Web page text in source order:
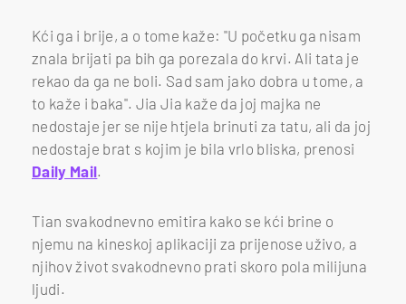
Kći ga i brije, a o tome kaže: "U početku ga nisam
znala brijati pa bih ga porezala do krvi. Ali tata je
rekao da ga ne boli. Sad sam jako dobra u tome, a
to kaže i baka". Jia Jia kaže da joj majka ne
nedostaje jer se nije htjela brinuti za tatu, ali da joj
nedostaje brat s kojim je bila vrlo bliska, prenosi
Daily Mail.
Tian svakodnevno emitira kako se kći brine o
njemu na kineskoj aplikaciji za prijenose uživo, a
njihov život svakodnevno prati skoro pola milijuna
ljudi.